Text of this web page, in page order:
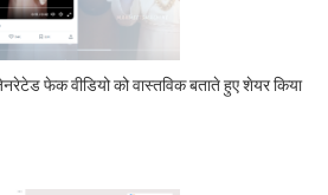
फेक वीडियो को वास्तविक बताते हुए शेयर किया